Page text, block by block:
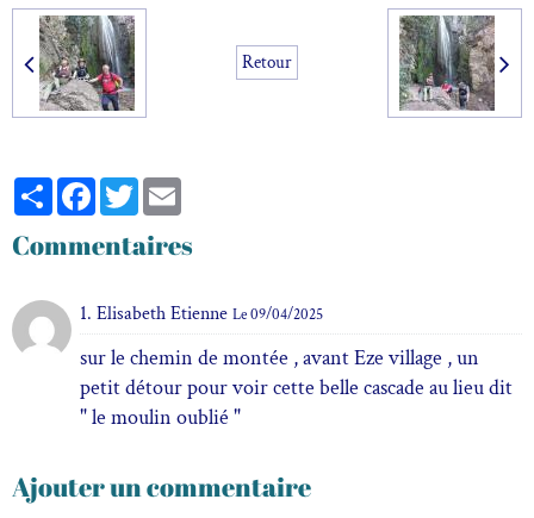
Retour
PartagerFacebook
Twitter
Commentaires
1. Elisabeth Etienne Le 09/04/2025
sur le chemin de montée , avant Eze village , un
petit détour pour voir cette belle cascade au lieu dit
" le moulin oublié "
Ajouter un commentaire